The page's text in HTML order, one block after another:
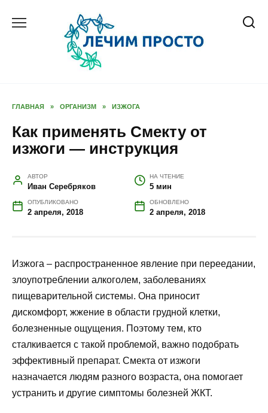
ГЛАВНАЯ » ОРГАНИЗМ » ИЗЖОГА
Как применять Смекту от
изжоги — инструкция
АВТОР
Иван Серебряков
НА ЧТЕНИЕ
5 мин
ОПУБЛИКОВАНО
2 апреля, 2018
ОБНОВЛЕНО
2 апреля, 2018
Изжога – распространенное явление при переедании,
злоупотреблении алкоголем, заболеваниях
пищеварительной системы. Она приносит
дискомфорт, жжение в области грудной клетки,
болезненные ощущения. Поэтому тем, кто
сталкивается с такой проблемой, важно подобрать
эффективный препарат. Смекта от изжоги
назначается людям разного возраста, она помогает
устранить и другие симптомы болезней ЖКТ.